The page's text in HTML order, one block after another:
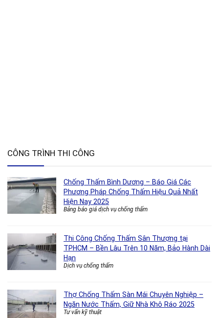
CÔNG TRÌNH THI CÔNG
Chống Thấm Bình Dương – Báo Giá Các
Phương Pháp Chống Thấm Hiệu Quả Nhất
Hiện Nay 2025
Bảng báo giá dịch vụ chống thấm
Thi Công Chống Thấm Sân Thượng tại
TPHCM – Bền Lâu Trên 10 Năm, Bảo Hành Dài
Hạn
Dịch vụ chống thấm
Thợ Chống Thấm Sàn Mái Chuyên Nghiệp –
Ngăn Nước Thấm, Giữ Nhà Khô Ráo 2025
Tư vấn kỹ thuật